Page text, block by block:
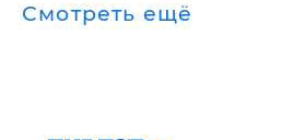
Смотреть ещё